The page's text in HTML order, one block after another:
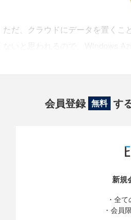
ただ、クラウドにデータを置くこ
会員登録 無料 す
新規
・全
・会員